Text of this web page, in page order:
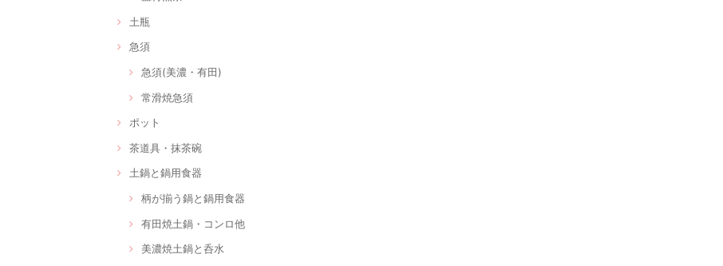
土瓶
急須
急須(美濃・有田)
常滑焼急須
ポット
茶道具・抹茶碗
土鍋と鍋用食器
柄が揃う鍋と鍋用食器
有田焼土鍋・コンロ他
美濃焼土鍋と呑水